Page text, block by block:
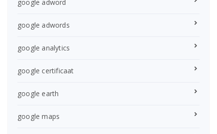
google adword
google adwords
google analytics
google certificaat
google earth
google maps